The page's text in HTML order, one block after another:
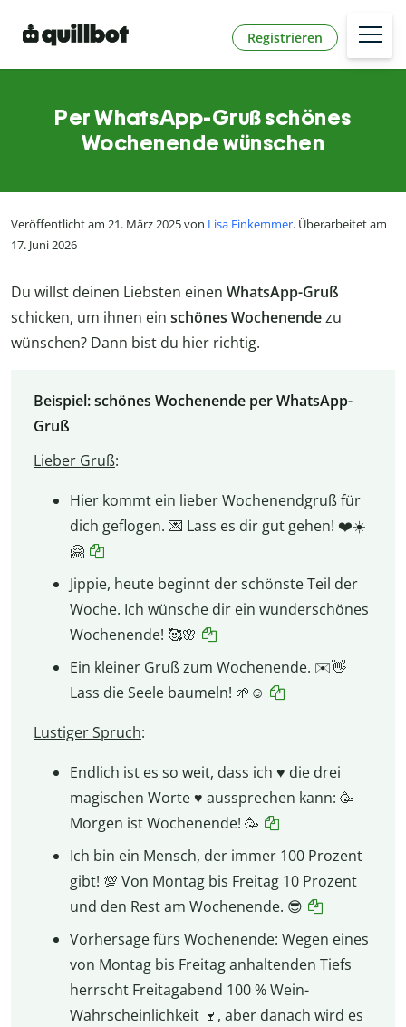
Registrieren
Per WhatsApp-Gruß schönes
Wochenende wünschen
Veröffentlicht am 21. März 2025 von Lisa Einkemmer. Überarbeitet am
17. Juni 2026
Du willst deinen Liebsten einen WhatsApp-Gruß
schicken, um ihnen ein schönes Wochenendezu
wünschen? Dann bist du hier richtig.
Beispiel: schönes Wochenende per WhatsApp-
Gruß
Lieber Gruß:
Hier kommt ein lieber Wochenendgruß für
dich geflogen. 💌 Lass es dir gut gehen! ❤️☀️
🤗
Jippie, heute beginnt der schönste Teil der
Woche. Ich wünsche dir ein wunderschönes
Wochenende! 🥰🌸
Ein kleiner Gruß zum Wochenende. ✉️👋
Lass die Seele baumeln! 🌱☺️
Lustiger Spruch:
Endlich ist es so weit, dass ich ♥️ die drei
magischen Worte ♥️ aussprechen kann: 🥳
Morgen ist Wochenende! 🥳
Ich bin ein Mensch, der immer 100 Prozent
gibt! 💯 Von Montag bis Freitag 10 Prozent
und den Rest am Wochenende. 😎
Vorhersage fürs Wochenende: Wegen eines
von Montag bis Freitag anhaltenden Tiefs
herrscht Freitagabend 100 % Wein-
Wahrscheinlichkeit 🍷, aber danach wird es